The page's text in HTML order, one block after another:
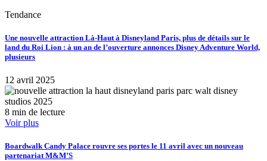
Tendance
Une nouvelle attraction Là-Haut à Disneyland Paris, plus de détails sur le
land du Roi Lion : à un an de l’ouverture annonces Disney Adventure World,
plusieurs
12 avril 2025
8 min de lecture
Voir plus
Boardwalk Candy Palace rouvre ses portes le 11 avril avec un nouveau
partenariat M&M’S